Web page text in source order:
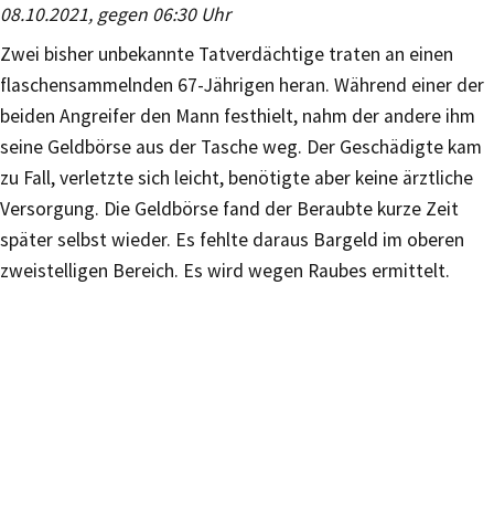
08.10.2021, gegen 06:30 Uhr
Zwei bisher unbekannte Tatverdächtige traten an einen
flaschensammelnden 67-Jährigen heran. Während einer der
beiden Angreifer den Mann festhielt, nahm der andere ihm
seine Geldbörse aus der Tasche weg. Der Geschädigte kam
zu Fall, verletzte sich leicht, benötigte aber keine ärztliche
Versorgung. Die Geldbörse fand der Beraubte kurze Zeit
später selbst wieder. Es fehlte daraus Bargeld im oberen
zweistelligen Bereich. Es wird wegen Raubes ermittelt.